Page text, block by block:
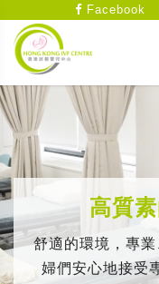
Facebook
高質
舒適的環境，專
婦們安心地接受